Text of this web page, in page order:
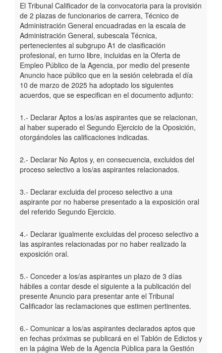
El Tribunal Calificador de la convocatoria para la provisión
de 2 plazas de funcionarios de carrera, Técnico de
Administración General encuadradas en la escala de
Administración General, subescala Técnica,
pertenecientes al subgrupo A1 de clasificación
profesional, en turno libre, incluidas en la Oferta de
Empleo Público de la Agencia, por medio del presente
Anuncio hace público que en la sesión celebrada el día
10 de marzo de 2025 ha adoptado los siguientes
acuerdos, que se especifican en el documento adjunto:
1.- Declarar Aptos a los/as aspirantes que se relacionan,
al haber superado el Segundo Ejercicio de la Oposición,
otorgándoles las calificaciones indicadas.
2.- Declarar No Aptos y, en consecuencia, excluidos del
proceso selectivo a los/as aspirantes relacionados.
3.- Declarar excluida del proceso selectivo a una
aspirante por no haberse presentado a la exposición oral
del referido Segundo Ejercicio.
4.- Declarar igualmente excluidas del proceso selectivo a
las aspirantes relacionadas por no haber realizado la
exposición oral.
5.- Conceder a los/as aspirantes un plazo de 3 días
hábiles a contar desde el siguiente a la publicación del
presente Anuncio para presentar ante el Tribunal
Calificador las reclamaciones que estimen pertinentes.
6.- Comunicar a los/as aspirantes declarados aptos que
en fechas próximas se publicará en el Tablón de Edictos y
en la página Web de la Agencia Pública para la Gestión